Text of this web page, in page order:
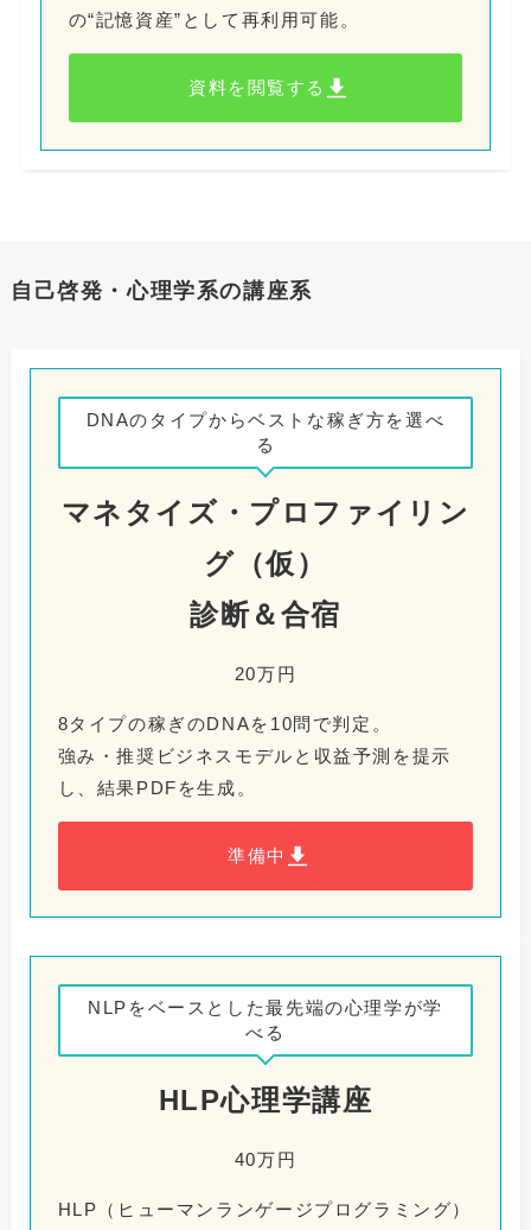
の“記憶資産”として再利用可能。
資料を閲覧する
自己啓発・心理学系の講座系
DNAのタイプからベストな稼ぎ方を選べ
る
マネタイズ・プロファイリン
グ（仮）
診断＆合宿
20万円
8タイプの稼ぎのDNAを10問で判定。
強み・推奨ビジネスモデルと収益予測を提示
し、結果PDFを生成。
準備中
NLPをベースとした最先端の心理学が学
べる
HLP心理学講座
40万円
HLP（ヒューマンランゲージプログラミング）